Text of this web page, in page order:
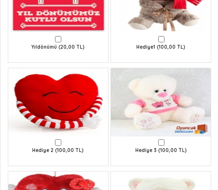
Yıldönümü (20,00 TL) Hediye1 (100,00 TL)
Hediye 2 (100,00 TL) Hediye 3 (100,00 TL)